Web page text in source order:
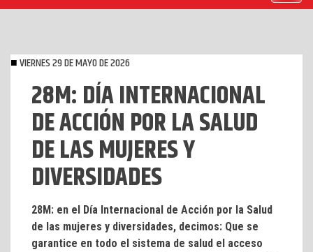
VIERNES 29 DE MAYO DE 2026
28M: DÍA INTERNACIONAL
DE ACCIÓN POR LA SALUD
DE LAS MUJERES Y
DIVERSIDADES
28M: en el Día Internacional de Acción por la Salud
de las mujeres y diversidades, decimos: Que se
garantice en todo el sistema de salud el acceso